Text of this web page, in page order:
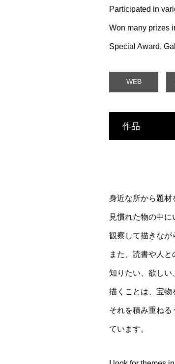
Participated in
Won many prizes
Special Award,
WEB
作品
身近な所から題材
見慣れた物の中
観察して描きなが
また、読書や人
知りたい、欲しい
描くことは、宝物
それを積み重ね
ています。